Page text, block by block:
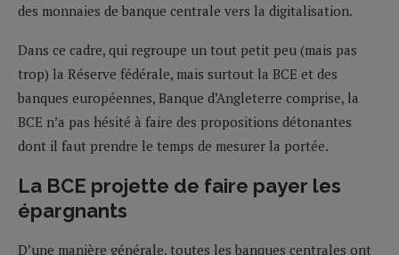
des monnaies de banque centrale vers la digitalisation.
Dans ce cadre, qui regroupe un tout petit peu (mais pas
trop) la Réserve fédérale, mais surtout la BCE et des
banques européennes, Banque d’Angleterre comprise, la
BCE n’a pas hésité à faire des propositions détonantes
dont il faut prendre le temps de mesurer la portée.
La BCE projette de faire payer les
épargnants
D’une manière générale, toutes les banques centrales ont